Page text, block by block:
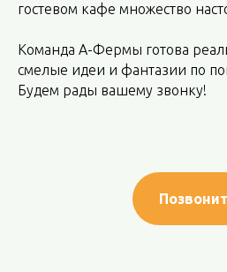
гостевом кафе множество
Команда А-Фермы готова
смелые идеи и фантазии по
Будем рады вашему звонку!